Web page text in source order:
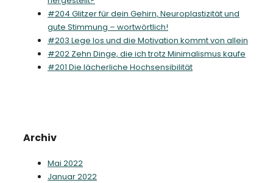
#204 Glitzer für dein Gehirn, Neuroplastizität und
gute Stimmung – wortwörtlich!
#203 Lege los und die Motivation kommt von allein
#202 Zehn Dinge, die ich trotz Minimalismus kaufe
#201 Die lächerliche Hochsensibilität
Archiv
Mai 2022
Januar 2022